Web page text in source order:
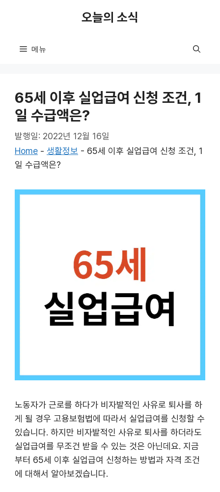
오늘의 소식
메뉴
65세 이후 실업급여 신청 조건, 1
일 수급액은?
발행일: 2022년 12월 16일
Home - 생활정보 - 65세 이후 실업급여 신청 조건, 1
일 수급액은?
노동자가 근로를 하다가 비자발적인 사유로 퇴사를 하
게 될 경우 고용보험법에 따라서 실업급여를 신청할 수
있습니다. 하지만 비자발적인 사유로 퇴사를 하더라도
실업급여를 무조건 받을 수 있는 것은 아닌데요. 지금
부터 65세 이후 실업급여 신청하는 방법과 자격 조건
에 대해서 알아보겠습니다.